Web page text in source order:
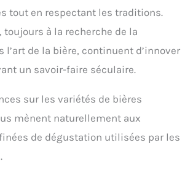
tout en respectant les traditions.
toujours à la recherche de la
l’art de la bière, continuent d’innover
un savoir-faire séculaire.
sur les variétés de bières
mènent naturellement aux
de dégustation utilisées par les